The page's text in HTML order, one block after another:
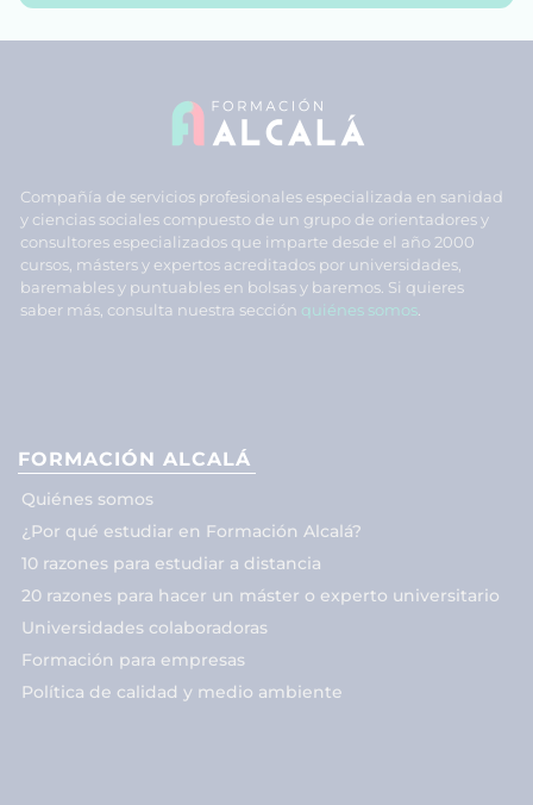
Compañía de servicios profesionales especializada en sanidad
y ciencias sociales compuesto de un grupo de orientadores y
consultores especializados que imparte desde el año 2000
cursos, másters y expertos acreditados por universidades,
baremables y puntuables en bolsas y baremos. Si quieres
saber más, consulta nuestra sección quiénes somos
FORMACIÓN ALCALÁ
Quiénes somos
¿Por qué estudiar en Formación Alcalá?
10 razones para estudiar a distancia
20 razones para hacer un máster o experto universitario
Universidades colaboradoras
Formación para empresas
Política de calidad y medio ambiente